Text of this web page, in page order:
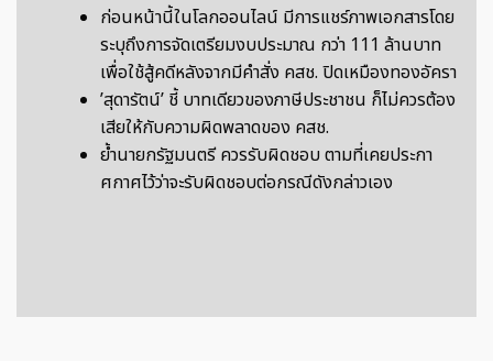
ก่อนหน้านี้ในโลกออนไลน์ มีการแชร์ภาพเอกสารโดย
ระบุถึงการจัดเตรียมงบประมาณ กว่า 111 ล้านบาท
เพื่อใช้สู้คดีหลังจากมีคำสั่ง คสช. ปิดเหมืองทองอัครา
’สุดารัตน์’ ชี้ บาทเดียวของภาษีประชาชน ก็ไม่ควรต้อง
เสียให้กับความผิดพลาดของ คสช.
ย้ำนายกรัฐมนตรี ควรรับผิดชอบ ตามที่เคยประกา
ศกาศไว้ว่าจะรับผิดชอบต่อกรณีดังกล่าวเอง